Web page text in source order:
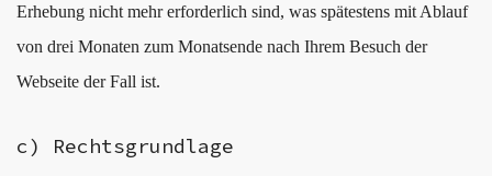
Erhebung nicht mehr erforderlich sind, was spätestens mit Ablauf
von drei Monaten zum Monatsende nach Ihrem Besuch der
Webseite der Fall ist.
c) Rechtsgrundlage